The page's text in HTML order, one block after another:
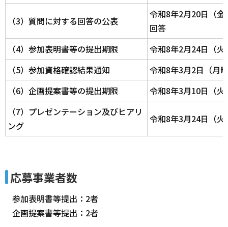
（3）質問に対する回答の公表
令和8年2月20日（
回答
（4）参加表明書等の提出期限
令和8年2月24日（
（5）参加資格確認結果通知
令和8年3月2日（月
（6）企画提案書等の提出期限
令和8年3月10日（
（7）プレゼンテーション及びヒアリ
ング
令和8年3月24日（火
応募事業者数
参加表明書等提出：2者
企画提案書等提出：2者